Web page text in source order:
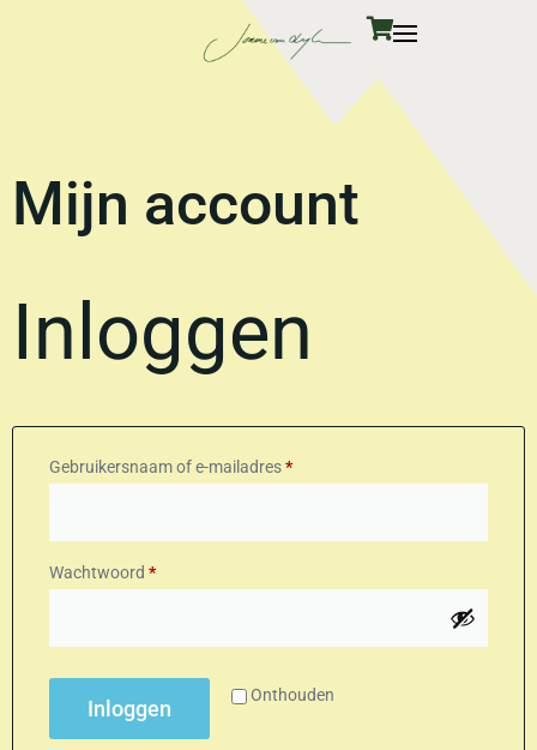
Mijn account
Inloggen
Gebruikersnaam of e-mailadres*
Wachtwoord *
Onthouden
Inloggen